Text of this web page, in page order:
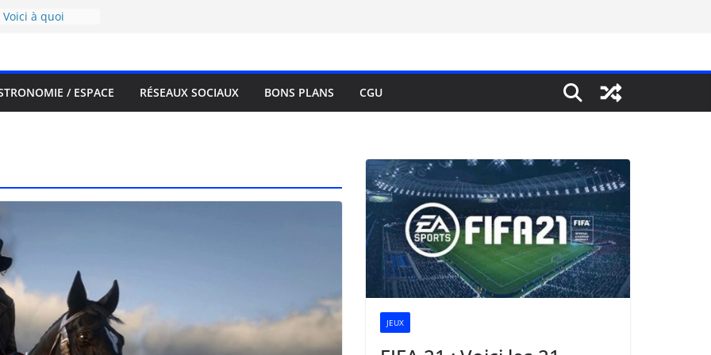
à quoi
va réduire en
le 29 avril !
de la planète.
/ ESPACE RÉSEAUX SOCIAUX BONS PLANS CGU
JEUX